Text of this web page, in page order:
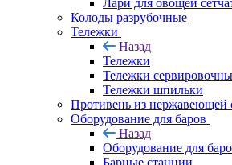
Лари для овощей
Колоды разрубочные
Тележки
Назад
Тележки
Тележки
Тележки шпильки
Противень из нержавеющей
Оборудование для баров
Назад
Оборудование для
Барные станции